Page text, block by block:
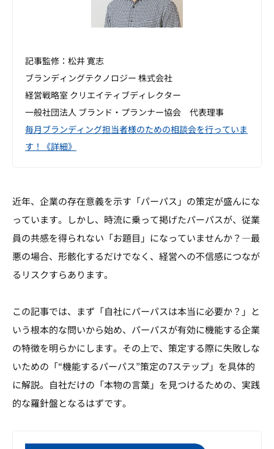
記事監修：松井 寛志
ブランディングテクノロジー 株式会社
経営戦略室 クリエイティブディレクター
一般社団法人 ブランド・プランナー協会 代表理事
毎月ブランディング担当者様のための相談会を行っていま
す！《詳細》
近年、企業の存在意義を示す「パーパス」の策定が盛んにな
っています。しかし、時流に乗って掲げたパーパスが、従業
員の共感を得られない「お題目」になっていませんか？―最
悪の場合、形骸化するだけでなく、経営への不信感につなが
るリスクすらあります。
この記事では、まず「自社にパーパスは本当に必要か？」と
いう根本的な問いから始め、パーパスが有効に機能する企業
の特徴を明らかにします。その上で、策定する際に失敗しな
いための「“機能するパーパス”策定の7ステップ」を具体的
に解説。自社だけの「本物の言葉」を見つけるための、実践
的な羅針盤となるはずです。